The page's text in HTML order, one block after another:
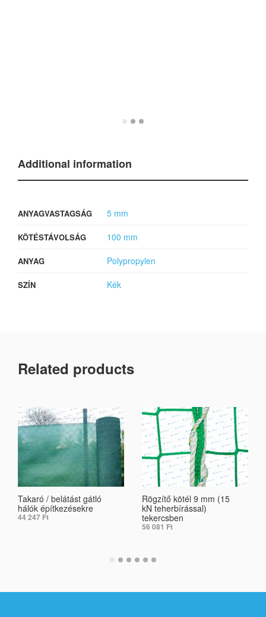
Additional information
ANYAGVASTAGSÁG 5 mm
KÖTÉSTÁVOLSÁG 100 mm
ANYAG Polypropylen
SZÍN Kék
Related products
Takaró / belátást gátló
hálók építkezésekre
44 247 Ft
Rögzítő kötél 9 mm (15
kN teherbírással)
tekercsben
56 081 Ft